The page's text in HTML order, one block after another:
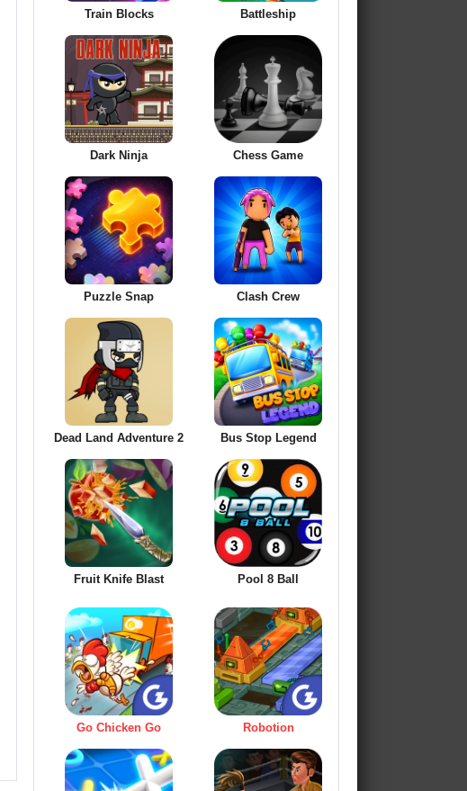
Train Blocks Battleship
Dark Ninja Chess Game
Puzzle Snap Clash Crew
Dead Land Adventure 2 Bus Stop Legend
Fruit Knife Blast Pool 8 Ball
Go Chicken Go Robotion